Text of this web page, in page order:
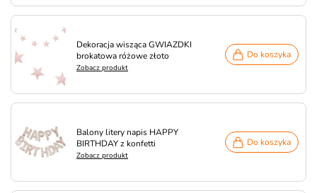
Dekoracja wisząca GWIAZDKI
brokatowa różowe złoto
Zobacz produkt
Do koszyka
Balony litery napis HAPPY
BIRTHDAY z konfetti
Zobacz produkt
Do koszyka